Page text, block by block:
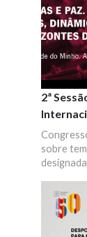
eventos
2ª
sobre